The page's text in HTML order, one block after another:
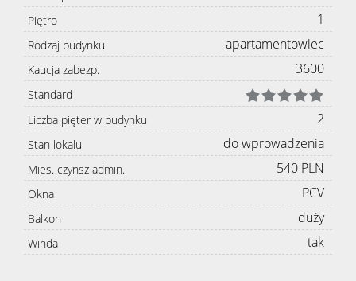
Piętro 1
Rodzaj budynku apartamentowiec
Kaucja zabezp. 3600
Standard
Liczba pięter w budynku
2
Stan lokalu do wprowadzenia
Mies. czynsz admin. 540 PLN
Okna PCV
Balkon duży
Winda tak